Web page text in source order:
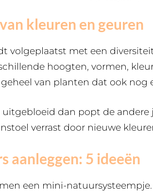
kleuren en geuren
volgeplaatst met een
hoogten, vormen,
van planten dat ook nog
uitgebloeid dan popt de andere
verrast door nieuwe
aanleggen: 5 ideeën
een mini-